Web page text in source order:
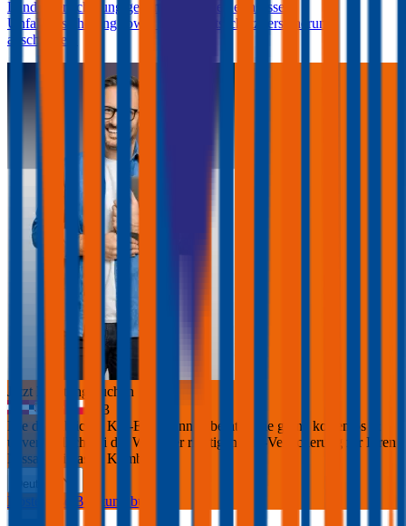
Landesversicherung gegen Aufpreis eine Insassen-
Unfallversicherung sowie eine Rechtsschutzversicherung
abschließen.
Jetzt Beratung buchen
3
Die durchblicker Kfz-Expert:innen beraten Sie gerne kostenlos &
unverbindlich bei der Wahl der richtigen Kfz-Versicherung für Ihren
Nissan Primastar Kombi
Deutsch
Kostenlose Beratung buchen